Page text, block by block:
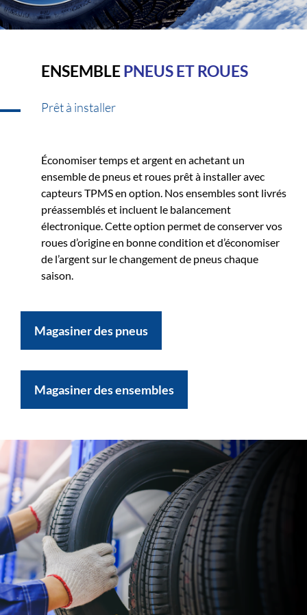
ENSEMBLEPNEUS ET ROUES
Prêt à installer
Économiser temps et argent en achetant un
ensemble de pneus et roues prêt à installer avec
capteurs TPMS en option. Nos ensembles sont livrés
préassemblés et incluent le balancement
électronique. Cette option permet de conserver vos
roues d’origine en bonne condition et d’économiser
de l’argent sur le changement de pneus chaque
saison.
Magasiner des pneus
Magasiner des ensembles